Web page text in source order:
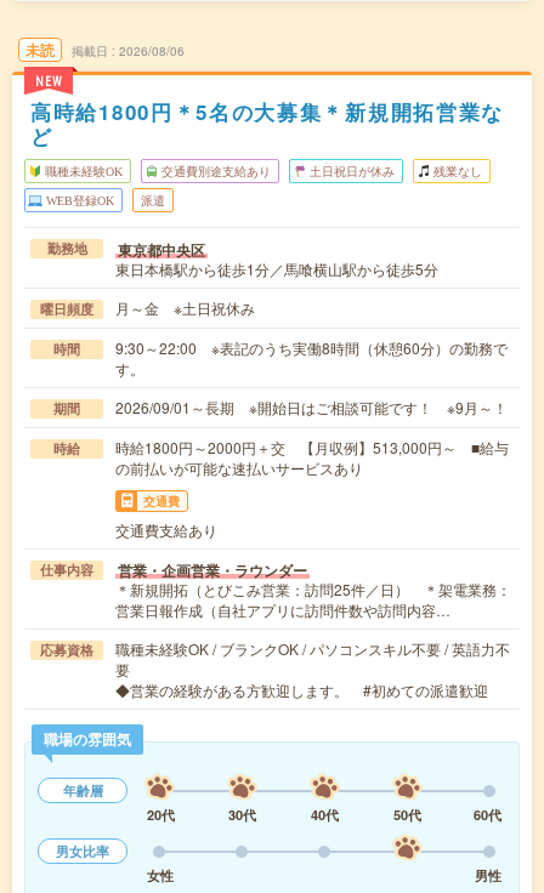
未読
NEW
掲載日 2026/08/06
高時給1800円＊5名の大募集＊新規開拓営業な
ど
職種未経験OK 交通費別途支給あり 土日祝日が休み 残業なし
WEB登録OK 派遣
勤務地 東京都中央区
東日本橋駅から徒歩1分／馬喰横山駅から徒歩5分
曜日頻度 月～金 ※土日祝休み
時間
9:30～22:00 ※表記のうち実働8時間（休憩60分）の勤務で
す。
期間 2026/09/01～長期 ※開始日はご相談可能です！ ※9月～！
時給
時給1800円～2000円＋交 【月収例】513,000円～ ■給与
の前払いが可能な速払いサービスあり
交通費
交通費支給あり
仕事内容 営業・企画営業・ラウンダー
＊新規開拓（とびこみ営業：訪問25件／日） ＊架電業務：
営業日報作成（自社アプリに訪問件数や訪問内容…
応募資格
職種未経験OK / ブランクOK / パソコンスキル不要 / 英語力不
要
◆営業の経験がある方歓迎します。 #初めての派遣歓迎
職場の雰囲気
年齢層
20代
30代 40代 50代
60代
男女比率
女性
男性